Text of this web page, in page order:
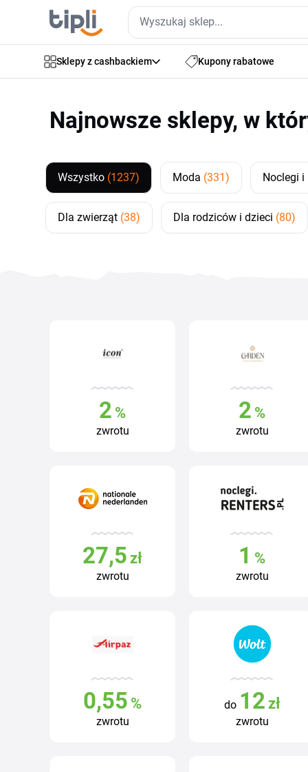
Sklepy z cashbackiem Kupony rabatowe
Najnowsze sklepy, w
Wszystko (1237) Moda (331) Noclegi i
Dla zwierząt (38) Dla rodziców i dzieci (80)
2 %
zwrotu
2 %
zwrotu
27,5 zł
zwrotu
1 %
zwrotu
0,55 %
zwrotu
do 12 zł
zwrotu